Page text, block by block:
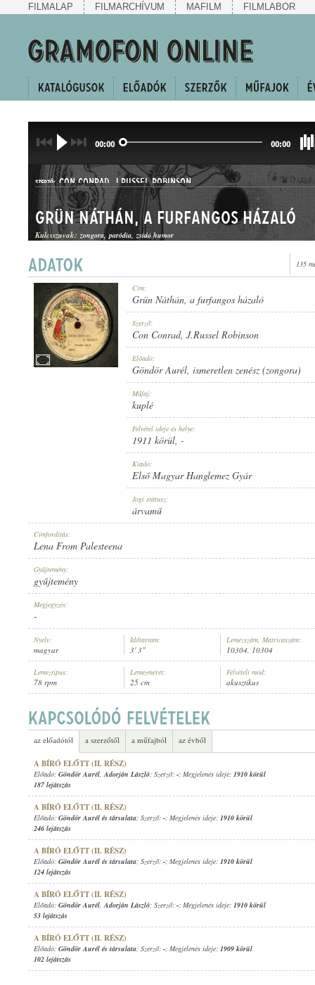
FILMALAP FILMARCHÍVUM MAFILM FILMLABOR
00:00 00:00
GÖNDÖR AURÉL ISMERETLEN ZENÉSZ (ZONGORA)
SZERZŐ: CON CONRAD,J.RUSSEL ROBINSON
MŰFAJ: KUPLÉ
ELSŐ MAGYAR HANGLEMEZ GYÁR
LEMEZSZÁM:
Grün Náthán, a furfangos házaló
Kulcsszavak: zongora paródia zsidó humor
135
Cím:
Grün Náthán, a furfangos házaló
Szerző:
Con Conrad, J.Russel Robinson
Előadó:
Göndör Aurél, ismeretlen zenész (zongora)
Műfaj:
kuplé
Felvétel ideje és helye:
1911 körül, -
Kiadó:
Első Magyar Hanglemez Gyár
Jogi státusz:
árvamű
Címfordítás:
Lena From Palesteena
Gyűjtemény:
gyűjtemény
Megjegyzés:
-
Nyelv:
magyar
Időtartam:
3' 3"
Lemezszám, Matricaszám:
10304, 10304
Lemeztípus:
78 rpm
Lemezméret:
25 cm
Felvételi mód:
akusztikus
az előadótól a szerzőtől a műfajból az évből
A BÍRÓ ELŐTT (II. RÉSZ)
Előadó: Göndör Aurél,Adorján László; Szerző: -; Megjelenés ideje: 1910 körül
187 lejátszás
A BÍRÓ ELŐTT (II. RÉSZ)
Előadó: Göndör Aurél és társulata; Szerző: -; Megjelenés ideje: 1910 körül
246 lejátszás
A BÍRÓ ELŐTT (II. RÉSZ)
Előadó: Göndör Aurél és társulata; Szerző: -; Megjelenés ideje: 1910 körül
124 lejátszás
A BÍRÓ ELŐTT (II. RÉSZ)
Előadó: Göndör Aurél,Adorján László; Szerző: -; Megjelenés ideje: 1910 körül
53 lejátszás
A BÍRÓ ELŐTT (II. RÉSZ)
Előadó: Göndör Aurél és társulata; Szerző: -; Megjelenés ideje: 1909 körül
102 lejátszás